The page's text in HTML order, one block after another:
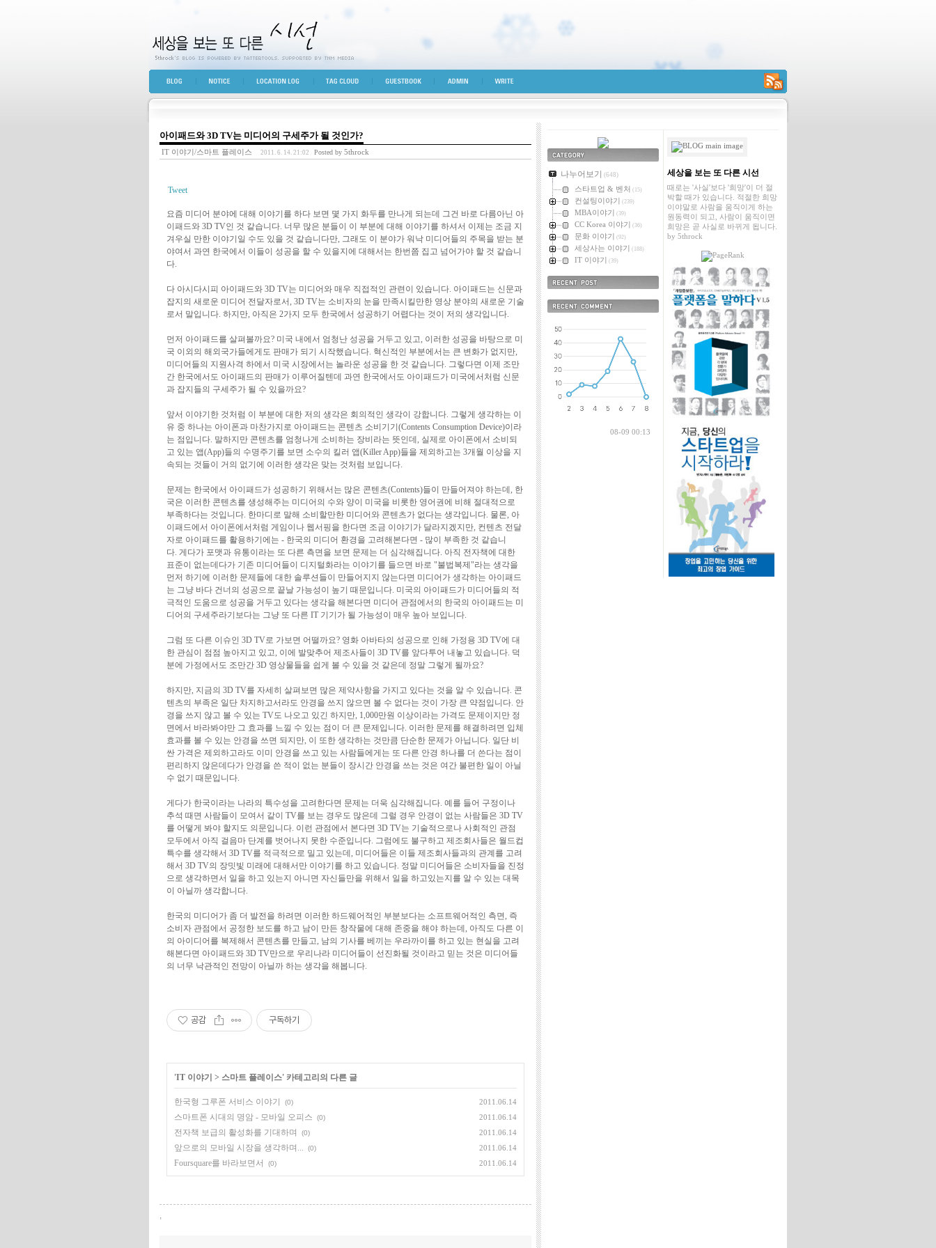
세상을 보는 또 다른 시선
BLOG TOP NOTICE LOCATION LOG TAG CLOUD GUESTBOOK ADMIN WRITE RSS
아이패드와 3D TV는 미디어의 구세주가 될 것인가?
IT 이야기/스마트 플레이스 2011. 6. 14. 21:02 Posted by 5throck
Tweet
요즘 미디어 분야에 대해 이야기를 하다 보면 몇 가지 화두를 만나게 되는데 그건 바로 다름아닌 아
이패드와 3D TV인 것 같습니다. 너무 많은 분들이 이 부분에 대해 이야기를 하셔서 이제는 조금 지
겨우실 만한 이야기일 수도 있을 것 같습니다만, 그래도 이 분야가 워낙 미디어들의 주목을 받는 분
야여서 과연 한국에서 이들이 성공을 할 수 있을지에 대해서는 한번쯤 집고 넘어가야 할 것 같습니
다.
다 아시다시피 아이패드와 3D TV는 미디어와 매우 직접적인 관련이 있습니다. 아이패드는 신문과
잡지의 새로운 미디어 전달자로서, 3D TV는 소비자의 눈을 만족시킬만한 영상 분야의 새로운 기술
로서 말입니다. 하지만, 아직은 2가지 모두 한국에서 성공하기 어렵다는 것이 저의 생각입니다.
먼저 아이패드를 살펴볼까요? 미국 내에서 엄청난 성공을 거두고 있고, 이러한 성공을 바탕으로 미
국 이외의 해외국가들에게도 판매가 되기 시작했습니다. 혁신적인 부분에서는 큰 변화가 없지만,
미디어들의 지원사격 하에서 미국 시장에서는 놀라운 성공을 한 것 같습니다. 그렇다면 이제 조만
간 한국에서도 아이패드의 판매가 이루어질텐데 과연 한국에서도 아이패드가 미국에서처럼 신문
과 잡지들의 구세주가 될 수 있을까요?
앞서 이야기한 것처럼 이 부분에 대한 저의 생각은 회의적인 생각이 강합니다. 그렇게 생각하는 이
유 중 하나는 아이폰과 마찬가지로 아이패드는 콘텐츠 소비기기(Contents Consumption Device)이라
는 점입니다. 말하지만 콘텐츠를 엄청나게 소비하는 장비라는 뜻인데, 실제로 아이폰에서 소비되
고 있는 앱(App)들의 수명주기를 보면 소수의 킬러 앱(Killer App)들을 제외하고는 3개월 이상을 지
속되는 것들이 거의 없기에 이러한 생각은 맞는 것처럼 보입니다.
문제는 한국에서 아이패드가 성공하기 위해서는 많은 콘텐츠(Contents)들이 만들어져야 하는데, 한
국은 이러한 콘텐츠를 생성해주는 미디어의 수와 양이 미국을 비롯한 영어권에 비해 절대적으로
부족하다는 것입니다. 한마디로 말해 소비할만한 미디어와 콘텐츠가 없다는 생각입니다. 물론, 아
이패드에서 아이폰에서처럼 게임이나 웹서핑을 한다면 조금 이야기가 달라지겠지만, 컨텐츠 전달
자로 아이패드를 활용하기에는 - 한국의 미디어 환경을 고려해본다면 - 많이 부족한 것 같습니
다. 게다가 포맷과 유통이라는 또 다른 측면을 보면 문제는 더 심각해집니다. 아직 전자책에 대한
표준이 없는데다가 기존 미디어들이 디지털화라는 이야기를 들으면 바로 "불법복제"라는 생각을
먼저 하기에 이러한 문제들에 대한 솔루션들이 만들어지지 않는다면 미디어가 생각하는 아이패드
는 그냥 바다 건너의 성공으로 끝날 가능성이 높기 때문입니다. 미국의 아이패드가 미디어들의 적
극적인 도움으로 성공을 거두고 있다는 생각을 해본다면 미디어 관점에서의 한국의 아이패드는 미
디어의 구세주라기보다는 그냥 또 다른 IT 기기가 될 가능성이 매우 높아 보입니다.
그럼 또 다른 이슈인 3D TV로 가보면 어떨까요? 영화 아바타의 성공으로 인해 가정용 3D TV에 대
한 관심이 점점 높아지고 있고, 이에 발맞추어 제조사들이 3D TV를 앞다투어 내놓고 있습니다. 덕
분에 가정에서도 조만간 3D 영상물들을 쉽게 볼 수 있을 것 같은데 정말 그렇게 될까요?
하지만, 지금의 3D TV를 자세히 살펴보면 많은 제약사항을 가지고 있다는 것을 알 수 있습니다. 콘
텐츠의 부족은 일단 차지하고서라도 안경을 쓰지 않으면 볼 수 없다는 것이 가장 큰 약점입니다. 안
경을 쓰지 않고 볼 수 있는 TV도 나오고 있긴 하지만, 1,000만원 이상이라는 가격도 문제이지만 정
면에서 바라봐야만 그 효과를 느낄 수 있는 점이 더 큰 문제입니다. 이러한 문제를 해결하려면 입체
효과를 볼 수 있는 안경을 쓰면 되지만, 이 또한 생각하는 것만큼 단순한 문제가 아닙니다. 일단 비
싼 가격은 제외하고라도 이미 안경을 쓰고 있는 사람들에게는 또 다른 안경 하나를 더 쓴다는 점이
편리하지 않은데다가 안경을 쓴 적이 없는 분들이 장시간 안경을 쓰는 것은 여간 불편한 일이 아닐
수 없기 때문입니다.
게다가 한국이라는 나라의 특수성을 고려한다면 문제는 더욱 심각해집니다. 예를 들어 구정이나
추석 때면 사람들이 모여서 같이 TV를 보는 경우도 많은데 그럴 경우 안경이 없는 사람들은 3D TV
를 어떻게 봐야 할지도 의문입니다. 이런 관점에서 본다면 3D TV는 기술적으로나 사회적인 관점
모두에서 아직 걸음마 단계를 벗어나지 못한 수준입니다. 그럼에도 불구하고 제조회사들은 월드컵
특수를 생각해서 3D TV를 적극적으로 밀고 있는데, 미디어들은 이들 제조회사들과의 관계를 고려
해서 3D TV의 장밋빛 미래에 대해서만 이야기를 하고 있습니다. 정말 미디어들은 소비자들을 진정
으로 생각하면서 일을 하고 있는지 아니면 자신들만을 위해서 일을 하고있는지를 알 수 있는 대목
이 아닐까 생각합니다.
한국의 미디어가 좀 더 발전을 하려면 이러한 하드웨어적인 부분보다는 소프트웨어적인 측면, 즉
소비자 관점에서 공정한 보도를 하고 남이 만든 창작물에 대해 존중을 해야 하는데, 아직도 다른 이
의 아이디어를 복제해서 콘텐츠를 만들고, 남의 기사를 베끼는 우라까이를 하고 있는 현실을 고려
해본다면 아이패드와 3D TV만으로 우리나라 미디어들이 선진화될 것이라고 믿는 것은 미디어들
의 너무 낙관적인 전망이 아닐까 하는 생각을 해봅니다.
공감 구독하기
'IT 이야기 > 스마트 플레이스' 카테고리의 다른 글
한국형 그루폰 서비스 이야기 (0) 2011.06.14
스마트폰 시대의 명암 - 모바일 오피스 (0) 2011.06.14
전자책 보급의 활성화를 기대하며 (0) 2011.06.14
앞으로의 모바일 시장을 생각하며... (0) 2011.06.14
Foursquare를 바라보면서 (0) 2011.06.14
,
카테고리
나누어보기 (648)
스타트업 & 벤처 (15)
컨설팅이야기 (239)
MBA이야기 (39)
CC Korea 이야기 (36)
문화 이야기 (92)
세상사는 이야기 (188)
IT 이야기 (39)
08-09 00:13
세상을 보는 또 다른 시선
때로는 '사실'보다 '희망'이 더 절
박할 때가 있습니다. 적절한 희망
이야말로 사람을 움직이게 하는
원동력이 되고, 사람이 움직이면
희망은 곧 사실로 바뀌게 됩니다.
by 5throck